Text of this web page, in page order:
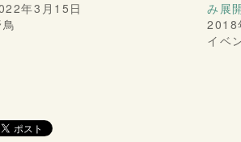
年3月15日
み展
2018
イベ